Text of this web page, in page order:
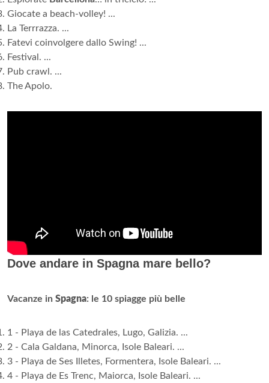
Giocate a beach-volley! ...
La Terrrazza. ...
Fatevi coinvolgere dallo Swing! ...
Festival. ...
Pub crawl. ...
The Apolo.
Dove andare in Spagna mare bello?
Vacanze in Spagna: le 10 spiagge più belle
1 - Playa de las Catedrales, Lugo, Galizia. ...
2 - Cala Galdana, Minorca, Isole Baleari. ...
3 - Playa de Ses Illetes, Formentera, Isole Baleari. ...
4 - Playa de Es Trenc, Maiorca, Isole Baleari. ...